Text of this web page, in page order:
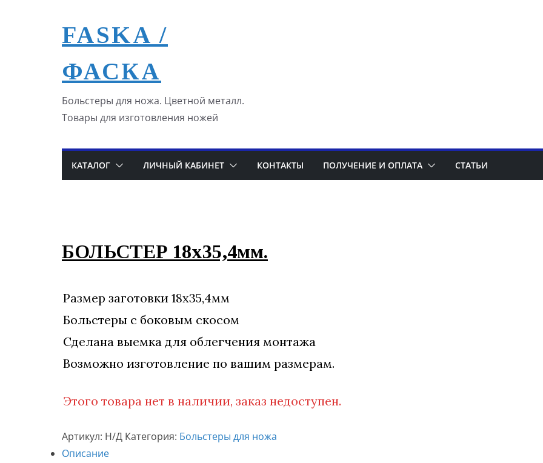
содержимомуFASKA /
ФАСКА
Больстеры для ножа. Цветной металл.
Товары для изготовления ножей
КАТАЛОГ ЛИЧНЫЙ КАБИНЕТ КОНТАКТЫ ПОЛУЧЕНИЕ И ОПЛАТА СТАТЬИ
БОЛЬСТЕР 18х35,4мм.
Размер заготовки 18х35,4мм
Больстеры с боковым скосом
Сделана выемка для облегчения монтажа
Возможно изготовление по вашим размерам.
Этого товара нет в наличии, заказ недоступен.
Артикул: Н/Д Категория: Больстеры для ножа
Описание